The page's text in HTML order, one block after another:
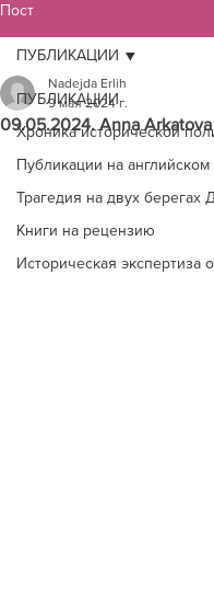
Пост
ПУБЛИКАЦИИ
Хроника исторической
Публикации на
Трагедия на двух берегах
Книги на рецензию
Историческая экспертиза
ПУБЛИКАЦИИ
09.05.2024. Anna Arkatova
Nadejda Erlih
9 мая 2024 г.